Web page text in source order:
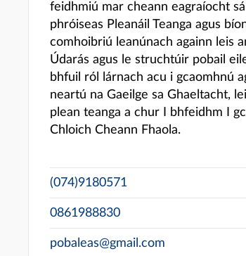
feidhmiú mar cheann eagraíocht sá
phróiseas Pleanáil Teanga agus
comhoibriú leanúnach againn leis
Údarás agus le struchtúir pobail
bhfuil ról lárnach acu i gcaomhnú
neartú na Gaeilge sa Ghaeltacht,
plean teanga a chur I bhfeidhm I
Chloich Cheann Fhaola.
(074)9180571
0861988830
pobaleas@gmail.com